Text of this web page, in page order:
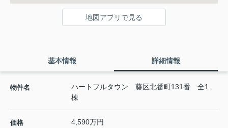
地図アプリで見る
基本情報 詳細情報
物件名
ハートフルタウン 葵区北番町131番 全1
棟
価格 4,590万円